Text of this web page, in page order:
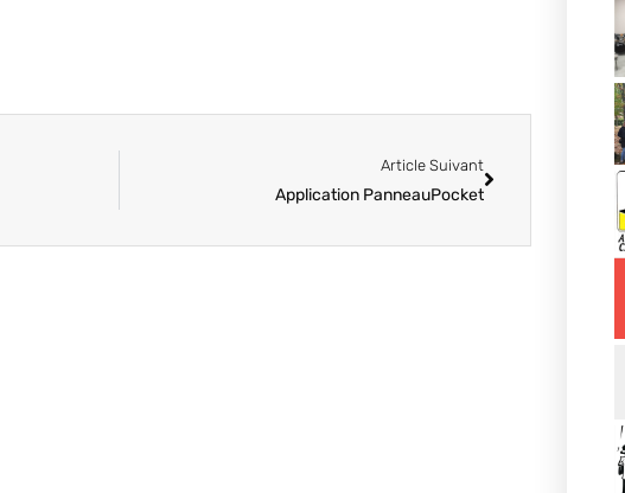
Article Suivant
Application PanneauPocket